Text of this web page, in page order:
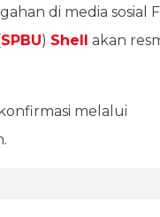
di media sosial
SPBU) Shell akan
melalui